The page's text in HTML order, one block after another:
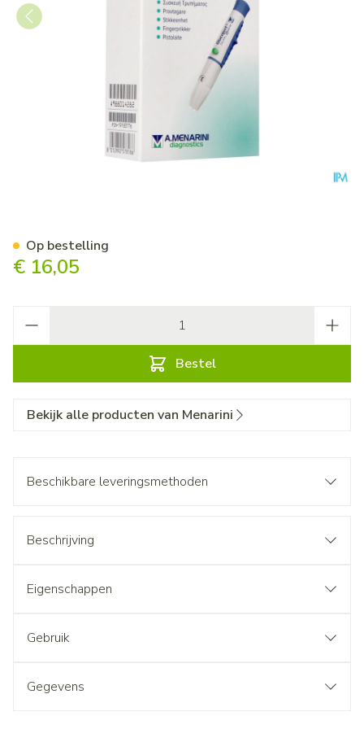
€ 16,05
Bestel
Op bestelling
Bekijk alle producten van Menarini
Beschikbare leveringsmethoden
Beschrijving
Eigenschappen
Gebruik
Gegevens